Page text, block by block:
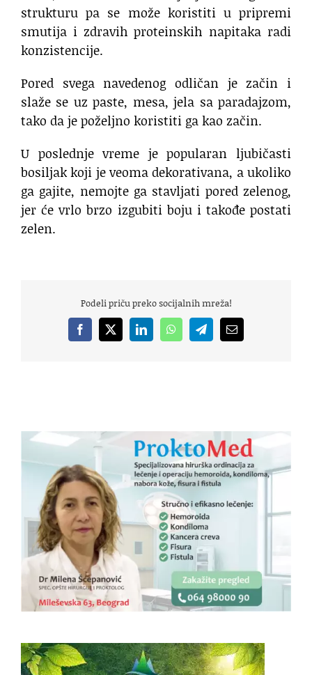
strukturu pa se može koristiti u pripremi
smutija i zdravih proteinskih napitaka radi
konzistencije.
Pored svega navedenog odličan je začin i
slaže se uz paste, mesa, jela sa paradajzom,
tako da je poželjno koristiti ga kao začin.
U poslednje vreme je popularan ljubičasti
bosiljak koji je veoma dekorativana, a ukoliko
ga gajite, nemojte ga stavljati pored zelenog,
jer će vrlo brzo izgubiti boju i takođe postati
zelen.
Podeli priču preko socijalnih mreža!
Facebook
X LinkedInWhatsAppTelegramEmail